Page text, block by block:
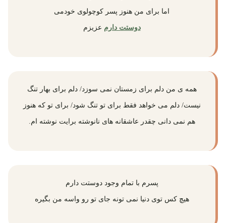
اما برای من هنوز پسر کوچولوی خودمی
دوستت دارم عزیزم
همه ی من دلم برای زمستان نمی سوزد/ دلم برای بهار تنگ
نیست/ دلم می خواهد فقط برای تو تنگ شود/ برای تو که هنوز
هم نمی دانی چقدر عاشقانه های نانوشته برایت نوشته ام.
پسرم با تمام وجود دوستت دارم
هیچ کس توی دنیا نمی تونه جای تو رو واسه من بگیره